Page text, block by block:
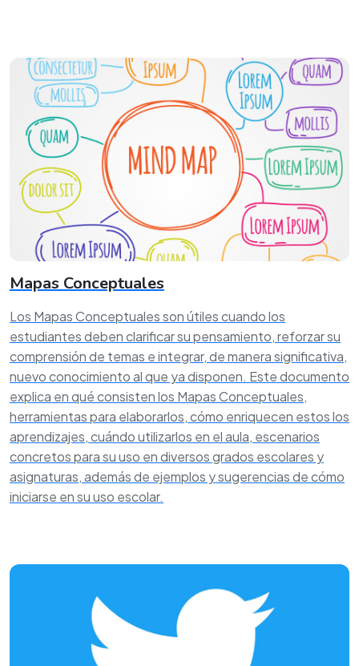
Mapas Conceptuales
Los Mapas Conceptuales son útiles cuando los
estudiantes deben clarificar su pensamiento, reforzar su
comprensión de temas e integrar, de manera significativa,
nuevo conocimiento al que ya disponen. Este documento
explica en qué consisten los Mapas Conceptuales,
herramientas para elaborarlos, cómo enriquecen estos los
aprendizajes, cuándo utilizarlos en el aula, escenarios
concretos para su uso en diversos grados escolares y
asignaturas, además de ejemplos y sugerencias de cómo
iniciarse en su uso escolar.